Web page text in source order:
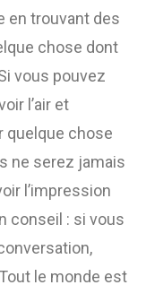
en trouvant des
chose dont
vous pouvez
l’air et
quelque chose
ne serez jamais
l’impression
conseil : si vous
le monde est